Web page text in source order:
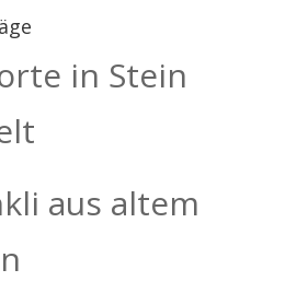
in Stein
aus altem